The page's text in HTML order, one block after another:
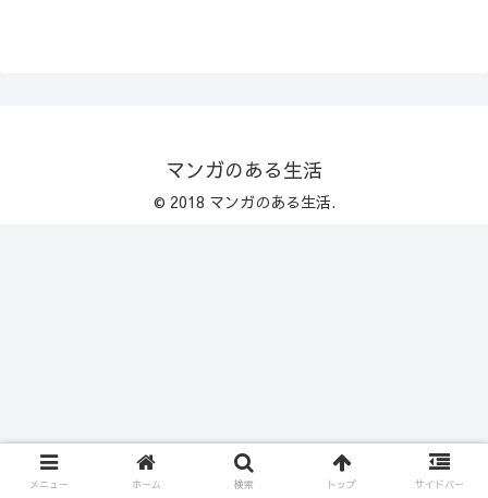
マンガのある生活
© 2018 マンガのある生活.
メニュー ホーム 検索 トップ サイドバー